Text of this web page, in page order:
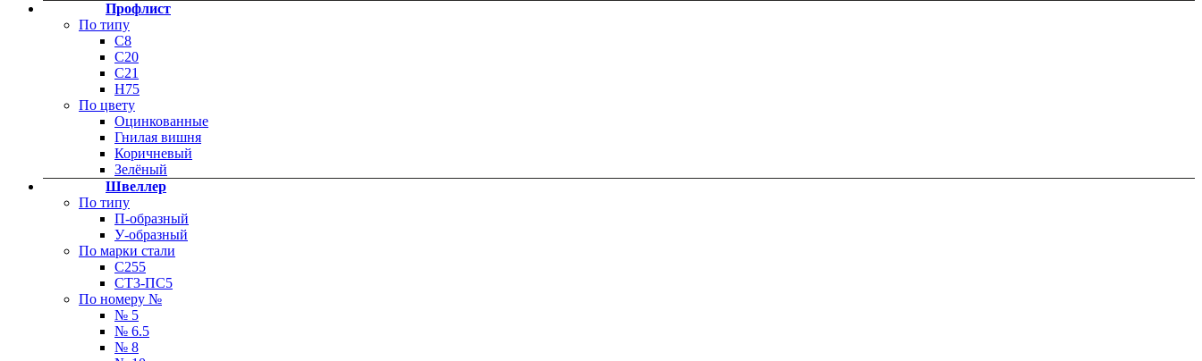
Профлист
По типу
С8
С20
C21
Н75
По цвету
Оцинкованные
Гнилая вишня
Коричневый
Зелёный
Швеллер
По типу
П-образный
У-образный
По марки стали
С255
СТ3-ПС5
По номеру №
№ 5
№ 6.5
№ 8